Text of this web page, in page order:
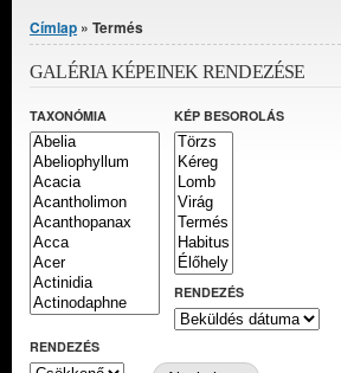
Jelenlegi hely
Címlap » Termés
GALÉRIA KÉPEINEK RENDEZÉSE
TAXONÓMIA KÉP BESOROLÁS
RENDEZÉS
RENDEZÉS